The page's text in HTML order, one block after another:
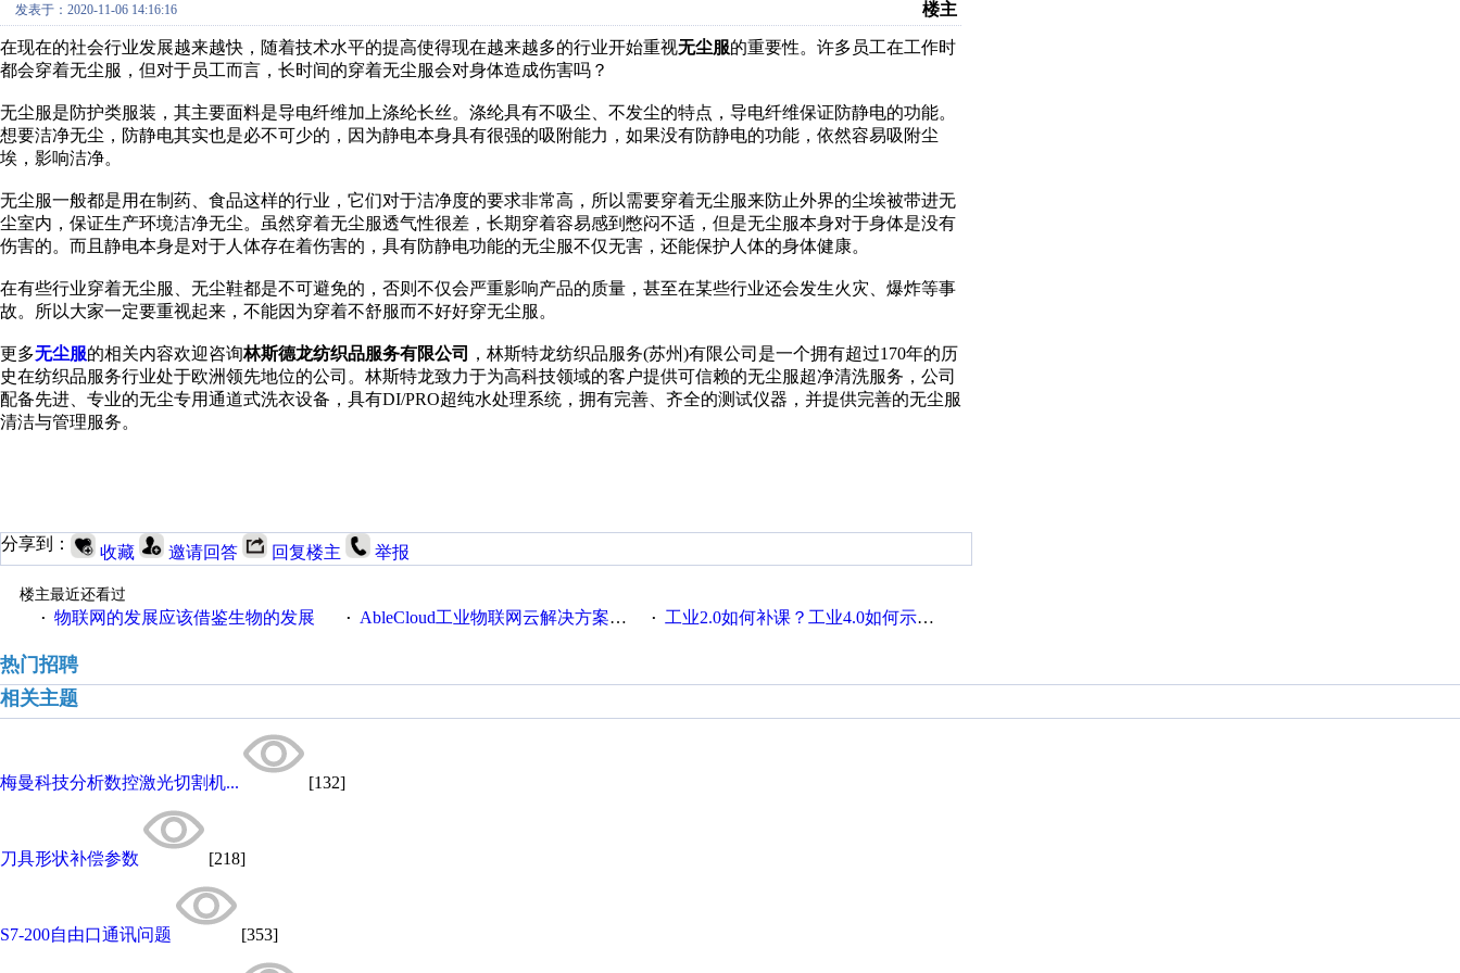
发表于：2020-11-06 14:16:16 楼主
在现在的社会行业发展越来越快， 随着技术水平的提高使得现在越来越多的行业开始重视无尘服的重要性。许多员工在工作时
都会穿着无尘服，但对于员工而言， 长时间的穿着无尘服会对身体造成伤害吗？
无尘服是防护类服装，其主要面料是导电纤维加上涤纶长丝。涤纶具有不吸尘、不发尘的特点，导电纤维保证防静电的功能。
想要洁净无尘，防静电其实也是必不可少的，因为静电本身具有很强的吸附能力，如果没有防静电的功能，依然容易吸附尘
埃，影响洁净。
无尘服一般都是用在制药、食品这样的行业，它们对于洁净度的要求非常高，所以需要穿着无尘服来防止外界的尘埃被带进无
尘室内，保证生产环境洁净无尘。虽然穿着无尘服透气性很差，长期穿着容易感到憋闷不适，但是无尘服本身对于身体是没有
伤害的。而且静电本身是对于人体存在着伤害的，具有防静电功能的无尘服不仅无害，还能保护人体的身体健康。
在有些行业穿着无尘服、无尘鞋都是不可避免的，否则不仅会严重影响产品的质量，甚至在某些行业还会发生火灾、爆炸等事
故。所以大家一定要重视起来，不能因为穿着不舒服而不好好穿无尘服。
更多无尘服的相关内容欢迎咨询林斯德龙纺织品服务有限公司
，林斯特龙纺织品服务(苏州)有限公司是一个拥有超过170年的历
史在纺织品服务行业处于欧洲领先地位的公司。林斯特龙致力于为高科技领域的客户提供可信赖的无尘服超净清洗服务，公司
配备先进、专业的无尘专用通道式洗衣设备，具有DI/PRO超纯水处理系统，拥有完善、齐全的测试仪器，并提供完善的无尘服
清洁与管理服务。
分享到： 收藏 邀请回答 回复楼主 举报
楼主最近还看过
· 物联网的发展应该借鉴生物的发展 · AbleCloud工业物联网云解决方案实践及应用 · 工业2.0如何补课？工业4.0如何示范？
热门招聘
相关主题
梅曼科技分析数控激光切割机... [132]
刀具形状补偿参数 [218]
S7-200自由口通讯问题 [353]